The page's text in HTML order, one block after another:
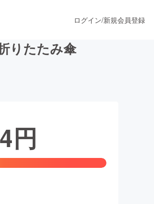
ション
ログイン/新規会員登録
りたたみ傘
円